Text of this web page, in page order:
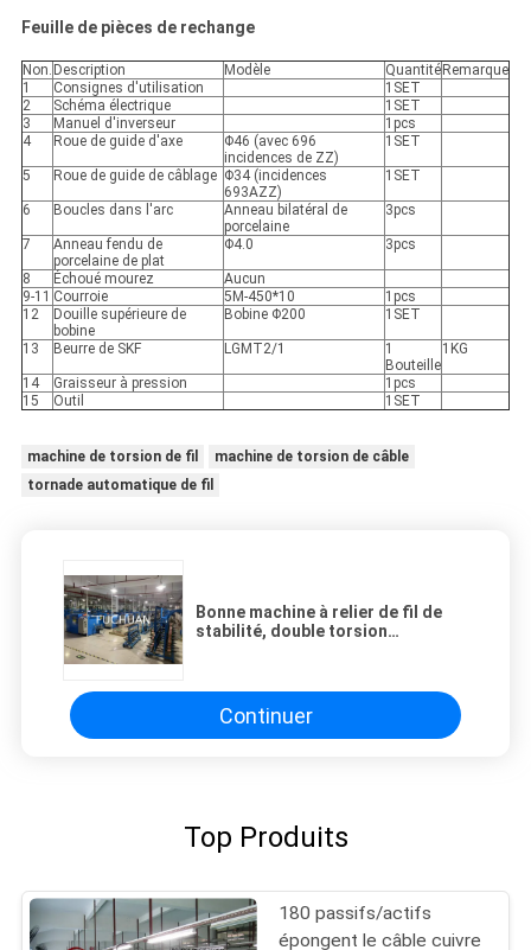
Feuille de pièces de rechange
Non. Description Modèle Quantité Remarque
1
Consignes d'utilisation
1SET
2
Schéma électrique
1SET
3
Manuel d'inverseur
1pcs
4
Roue de guide d'axe
Φ46 (avec 696
incidences de ZZ)
1SET
5 Roue de guide de câblage Φ34 (incidences
693AZZ)
1SET
6 Boucles dans l'arc
Anneau bilatéral de
porcelaine
3pcs
7
Anneau fendu de
porcelaine de plat
Φ4.0 3pcs
8 Échoué mourez
Aucun
9-11 Courroie 5M-450*10
1pcs
12
Douille supérieure de
bobine
Bobine Φ200 1SET
13 Beurre de SKF LGMT2/1
1
Bouteille
1KG
14 Graisseur à pression
1pcs
15
Outil 1SET
machine de torsion de fil
machine de torsion de câble
tornade automatique de fil
Bonne machine à relier de fil de
stabilité, double torsion
Continuer
Top Produits
180 passifs/actifs
épongent le câble cuivre